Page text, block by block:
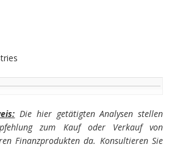
Die hier getätigten Analysen stellen
zum Kauf oder Verkauf von
Finanzprodukten da. Konsultieren Sie